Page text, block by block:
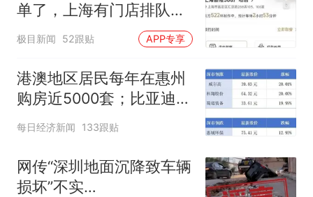
单了，上海有门店排队超
500杯，店员：今天奶茶
店都很忙，要等2个多小
时
极目新闻 52跟贴 APP专享
港澳地区居民每年在惠州
购房近5000套；比亚迪销
量跻身全球车企第六丨大
每日经济新闻 133跟贴
网传“深圳地面沉降致车辆
损坏”不实